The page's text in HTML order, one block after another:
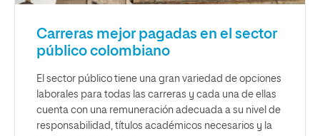
Carreras mejor pagadas en el sector
público colombiano
El sector público tiene una gran variedad de opciones
laborales para todas las carreras y cada una de ellas
cuenta con una remuneración adecuada a su nivel de
responsabilidad, títulos académicos necesarios y la